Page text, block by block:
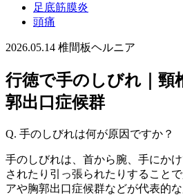
足底筋膜炎
頭痛
2026.05.14 椎間板ヘルニア
行徳で手のしびれ｜頸
郭出口症候群
Q. 手のしびれは何が原因ですか？
手のしびれは、首から腕、手にか
されたり引っ張られたりすること
アや胸郭出口症候群などが代表的